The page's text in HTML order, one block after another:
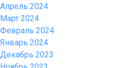
Апрель 2024
Март 2024
Февраль 2024
Январь 2024
Декабрь 2023